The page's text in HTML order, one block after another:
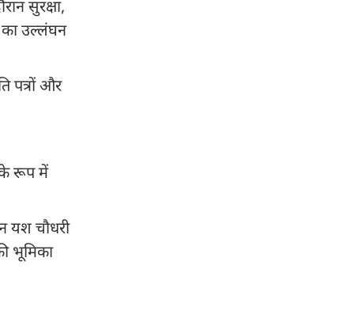
सुरक्षा,
का उल्लंघन
पत्रों और
के रूप में
यश चौधरी
भूमिका